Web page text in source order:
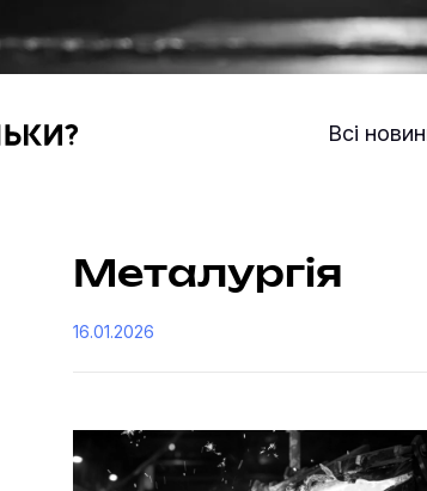
про суспільні дані Всі
Металургія
16.01.2026